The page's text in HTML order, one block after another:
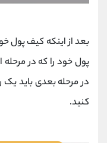
بعد از اینکه کیف پول
پول خود را که در مرحله
در مرحله بعدی باید یک
کنید.